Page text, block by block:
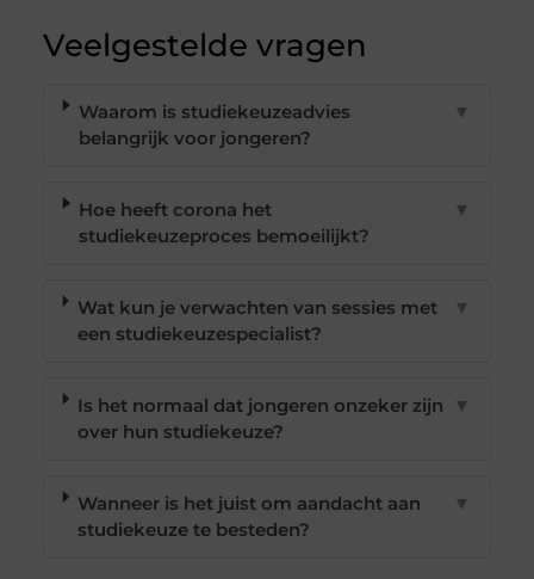
Veelgestelde vragen
Waarom is studiekeuzeadvies
belangrijk voor jongeren?
▼
Hoe heeft corona het
studiekeuzeproces bemoeilijkt?
▼
Wat kun je verwachten van sessies met
een studiekeuzespecialist?
▼
Is het normaal dat jongeren onzeker zijn
over hun studiekeuze?
▼
Wanneer is het juist om aandacht aan
studiekeuze te besteden?
▼